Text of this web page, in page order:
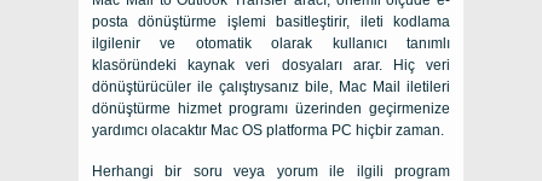
posta dönüştürme işlemi basitleştirir, ileti kodlama
ilgilenir ve otomatik olarak kullanıcı tanımlı
klasöründeki kaynak veri dosyaları arar. Hiç veri
dönüştürücüler ile çalıştıysanız bile, Mac Mail iletileri
dönüştürme hizmet programı üzerinden geçirmenize
yardımcı olacaktır Mac OS platforma PC hiçbir zaman.
Herhangi bir soru veya yorum ile ilgili program